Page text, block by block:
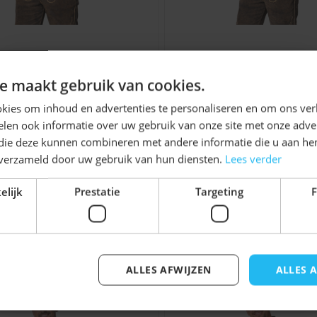
Geblokt
€ 24,99 € 24,99
iets voor u zijn!
met de tabtoets. U kunt de carrousel overslaan
maakt gebruik van cookies.
om inhoud en advertenties te personaliseren en om ons
ook informatie over uw gebruik van onze site met onze
deze kunnen combineren met andere informatie die u aan
door uw gebruik van hun diensten. Lees verder
Prestatie Targeting
ALLES
ALLES AFWIJZEN
Ontvang5%
KORTING!
Schrijf je nu in voor de nieuwsbrief en ontvang toegang
tot exclusieve kortingen!
Voor- en achternaam
Inschrijven